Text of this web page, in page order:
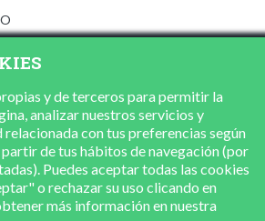
y de terceros para permitir la
analizar nuestros servicios y
con tus preferencias según
de tus hábitos de navegación (por
Puedes aceptar todas las cookies
o rechazar su uso clicando en
más información en nuestra